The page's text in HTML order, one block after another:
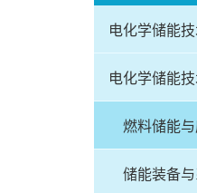
电化学储能技
电化学储能技
燃料储能
储能装备